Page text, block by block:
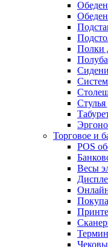
Полки
Стулья
Торговое и
POS
Весы